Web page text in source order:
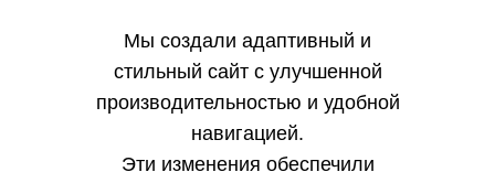
Мы создали адаптивный и
стильный сайт с улучшенной
производительностью и удобной
навигацией.
Эти изменения обеспечили